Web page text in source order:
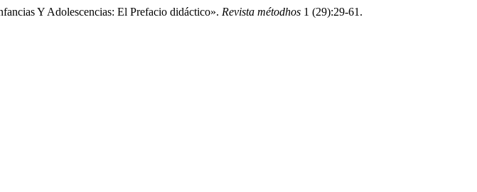
Y Adolescencias: El Prefacio didáctico». Revista métodhos 1 (29):29-61.